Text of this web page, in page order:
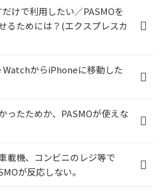
けで利用したい／PASMOを
るためには？(エクスプレスカ
WatchからiPhoneに移動した
ったためか、PASMOが使えな
載機、コンビニのレジ等で
が反応しない。